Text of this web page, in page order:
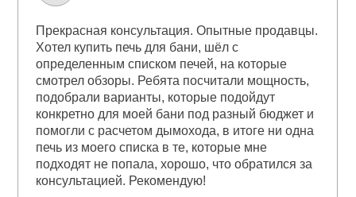
Прекрасная консультация. Опытные продавцы.
Хотел купить печь для бани, шёл с
определенным списком печей, на которые
смотрел обзоры. Ребята посчитали мощность,
подобрали варианты, которые подойдут
конкретно для моей бани под разный бюджет и
помогли с расчетом дымохода, в итоге ни одна
печь из моего списка в те, которые мне
подходят не попала, хорошо, что обратился за
консультацией. Рекомендую!